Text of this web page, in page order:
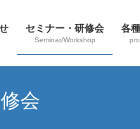
セミナー・研修会
Seminar/Workshop
各
会